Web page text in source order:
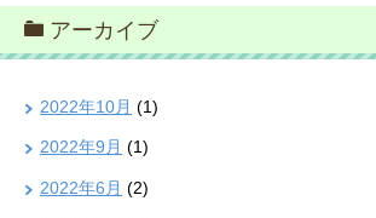
アーカイブ
2022年10月 (1)
2022年9月 (1)
2022年6月 (2)